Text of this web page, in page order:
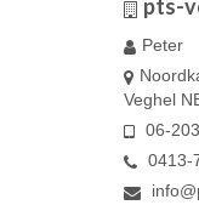
pts-
Peter
Veghel
06-
0413-